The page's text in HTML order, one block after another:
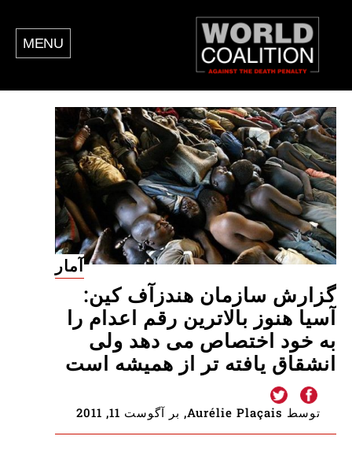
MENU
گزارش سازمان هندزآف کین:
آسیا هنوز بالاترین رقم اعدام را
به خود اختصاص می دهد ولی
انشقاق یافته تر از همیشه است
آمار
توسط Aurélie Plaçais, بر آگوست 11, 2011